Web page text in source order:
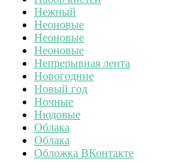
Нежный
Неоновые
Неоновые
Неоновые
Непрерывная лента
Новогодние
Новый год
Ночные
Нюдовые
Облака
Облака
Обложка ВКонтакте